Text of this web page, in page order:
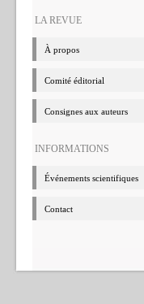
LA REVUE
à propos
Comité éditorial
Consignes aux auteurs
INFORMATIONS
événements scientifiques
Contact